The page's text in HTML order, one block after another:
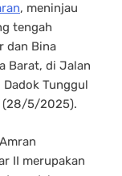
, meninjau
tengah
dan Bina
Barat, di Jalan
Dadok Tunggul
(28/5/2025).
II merupakan